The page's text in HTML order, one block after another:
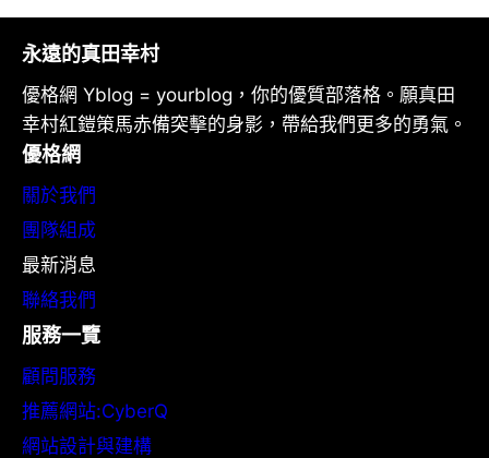
永遠的真田幸村
優格網 Yblog = yourblog，你的優質部落格。願真田
幸村紅鎧策馬赤備突擊的身影，帶給我們更多的勇氣。
優格網
關於我們
團隊組成
最新消息
聯絡我們
服務一覽
顧問服務
推薦網站:CyberQ
網站設計與建構